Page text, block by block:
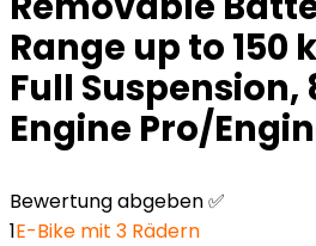
Range up to 150
Full Suspension,
Engine Pro/
Bewertung abgeben ✅
1E-Bike mit 3 Rädern